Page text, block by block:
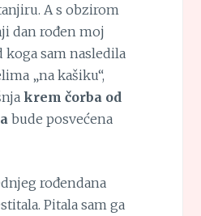
A s obzirom
dan rođen moj
sam nasledila
„na kašiku“,
krem čorba od
bude posvećena
rođendana
Pitala sam ga